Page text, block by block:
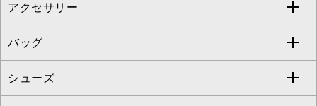
ベスト・ジレ
パーカー
タンクトップ・キャミソール
その他のワンピース・ドレス
ハーフ・ショート丈パンツ
サロペット・オールインワン
その他のパンツ
ミモレ丈スカート
ショート・ミニ丈スカート
その他のスカート
ノーカラージャケット
セットアップ
セットアップジャケット
トレンチコート
ピーコート
ダッフルコート
すべてのグッズ・小物
マスク
ストール・マフラー・スヌード
アクセサリー
すべてのアクセサリー
ネックレス
バッグ
すべてのバッグ
シューズ